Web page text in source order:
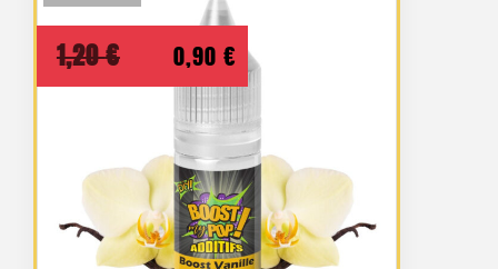
1,20€
Le
prix
initial
était :
1,20 €.
0,90 € Le
prix
actuel
est :
0,90 €.